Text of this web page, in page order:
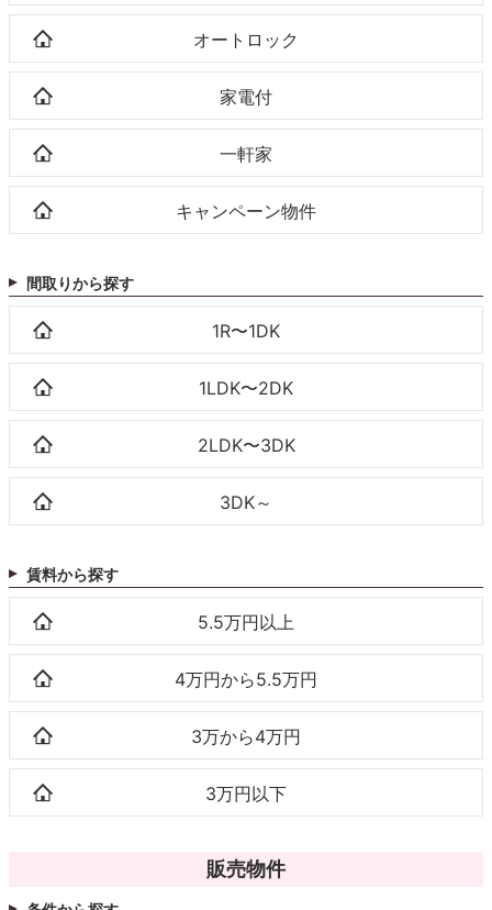
オートロック
家電付
一軒家
キャンペーン物件
間取りから探す
1R〜1DK
1LDK〜2DK
2LDK〜3DK
3DK～
賃料から探す
5.5万円以上
4万円から5.5万円
3万から4万円
3万円以下
販売物件